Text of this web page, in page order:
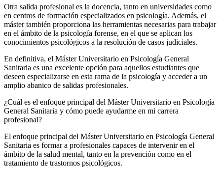
Otra salida profesional es la docencia, tanto en universidades como
en centros de formación especializados en psicología. Además, el
máster también proporciona las herramientas necesarias para trabajar
en el ámbito de la psicología forense, en el que se aplican los
conocimientos psicológicos a la resolución de casos judiciales.
En definitiva, el Máster Universitario en Psicología General
Sanitaria es una excelente opción para aquellos estudiantes que
deseen especializarse en esta rama de la psicología y acceder a un
amplio abanico de salidas profesionales.
¿Cuál es el enfoque principal del Máster Universitario en Psicología
General Sanitaria y cómo puede ayudarme en mi carrera
profesional?
El enfoque principal del Máster Universitario en Psicología General
Sanitaria es formar a profesionales capaces de intervenir en el
ámbito de la salud mental, tanto en la prevención como en el
tratamiento de trastornos psicológicos.